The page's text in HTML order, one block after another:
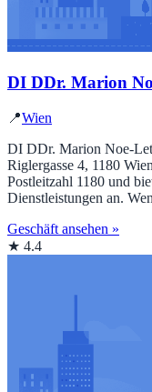
DI DDr. Marion
📍Wien
DI DDr. Marion Noe-
Riglergasse 4, 1180
Postleitzahl 1180 und
Dienstleistungen an.
Geschäft ansehen »
★ 4.4